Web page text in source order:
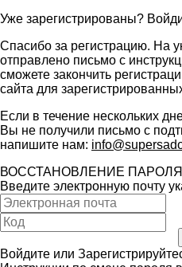
Уже зарегистрированы?
Спасибо за регистрацию. На
отправлено письмо с
сможете закончить
сайта для
Если в течение нескольких
Вы не получили письмо с
напишите нам:
ВОССТАНОВЛЕНИЕ ПАРОЛЯ
Введите электронную почту
Войдите или